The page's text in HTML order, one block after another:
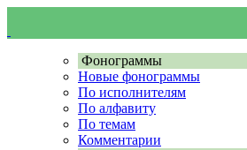
Фонограммы
Новые фонограммы
По исполнителям
По алфавиту
По темам
Комментарии